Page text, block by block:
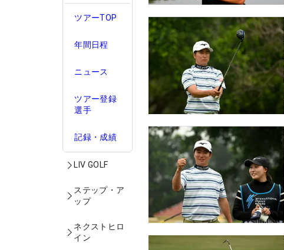
ツアーTOP
年間日程
ニュース
ツアー登録
選手
記録・成績
LIV GOLF
ステップ・ア
ップ
ネクストヒロ
イン